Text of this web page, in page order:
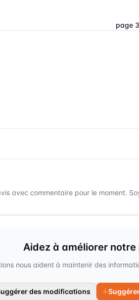
page
avec commentaire pour le moment.
Aidez à améliorer
nous aident à maintenir des
des modifications